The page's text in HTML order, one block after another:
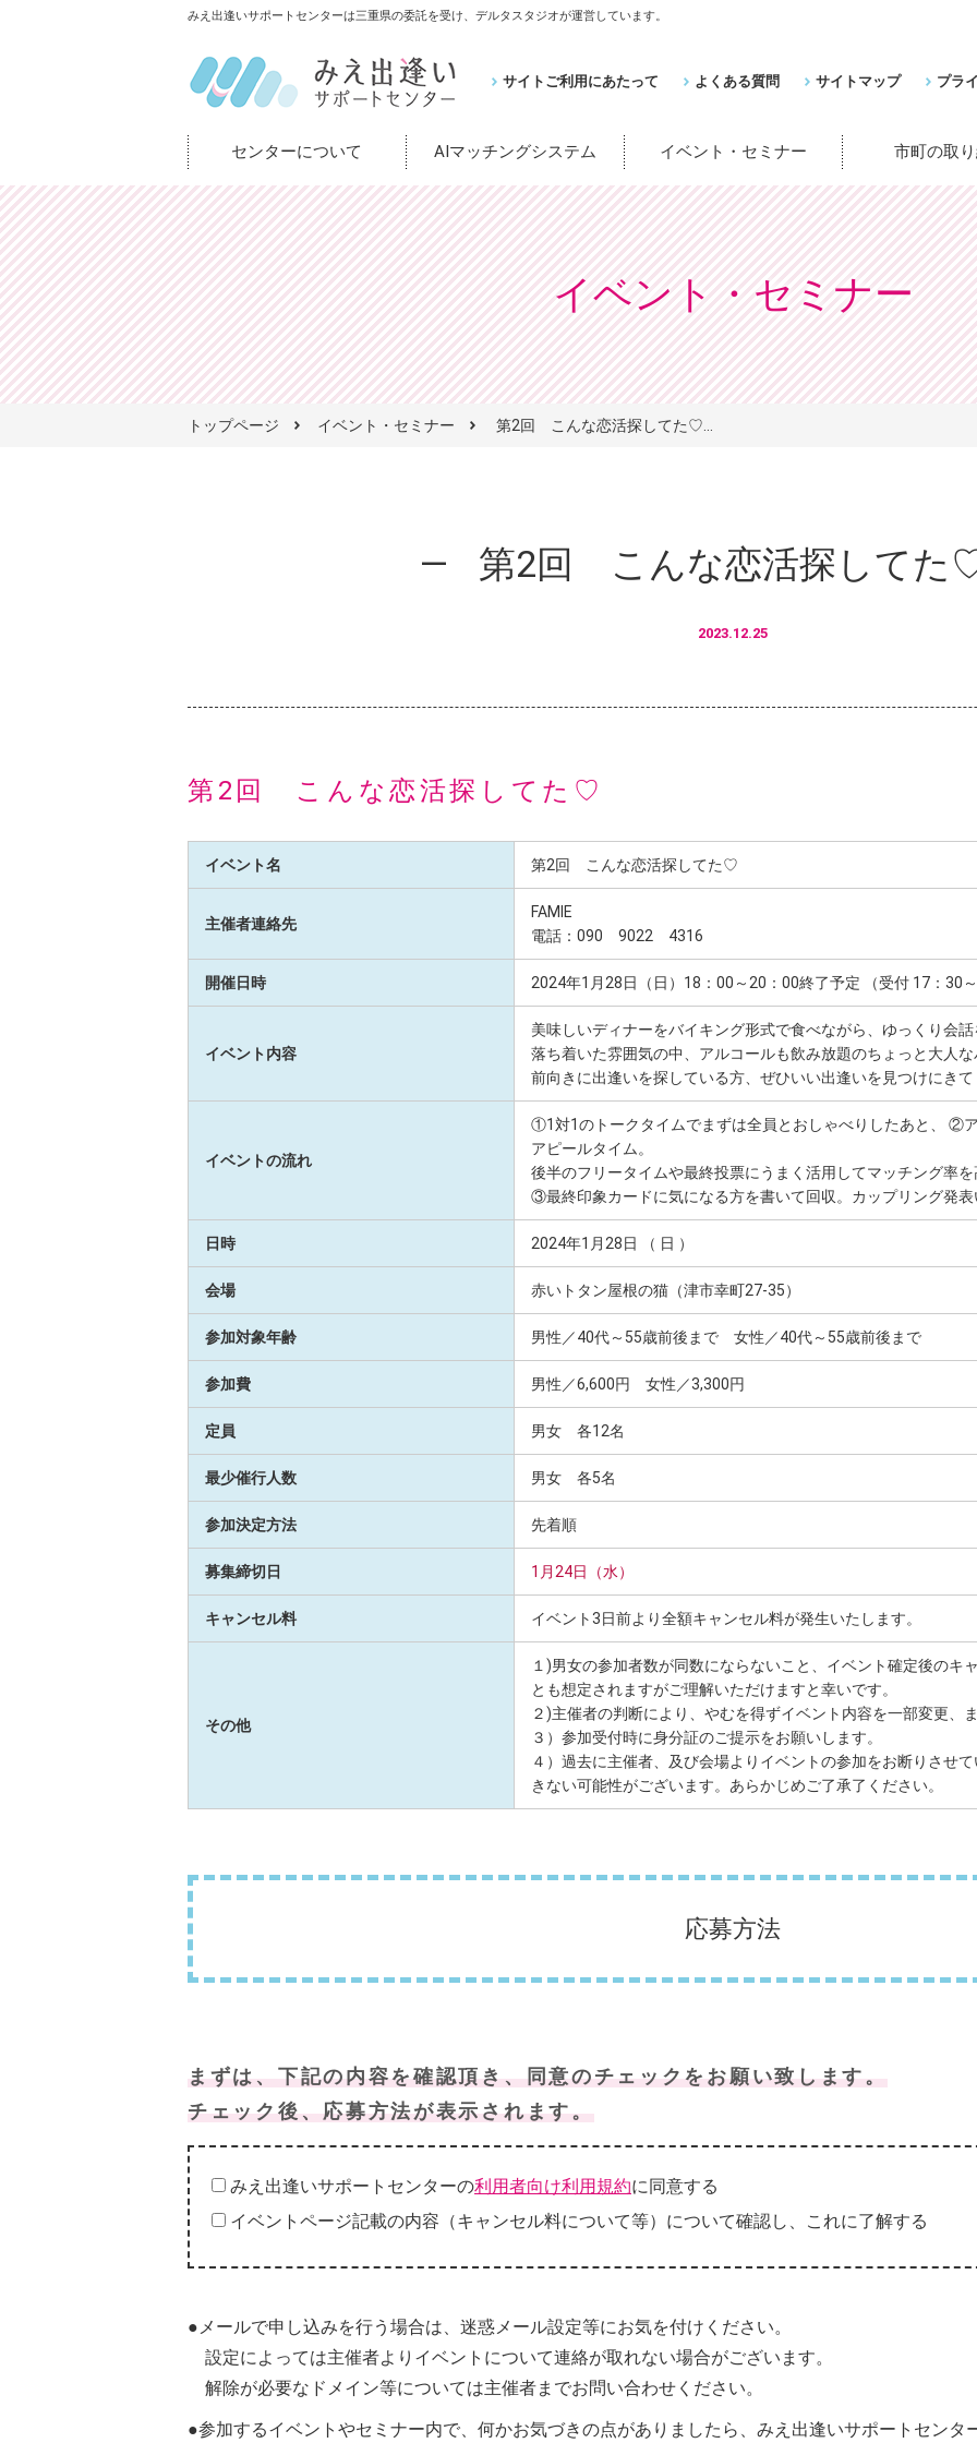
みえ出逢いサポートセンターは三重県の委託を受け、デルタスタジオが運営しています。
サイトご利用にあたって よくある質問 サイトマップ プラ
センターについて AIマッチングシステム イベント・セミナー 市町の取
イベント・セミナー
トップページ イベント・セミナー 第2回 こんな恋活探してた♡...
第2回 こんな恋活探して
2023.12.25
第2回 こんな恋活探してた♡
イベント名 第2回 こんな恋活探してた♡
主催者連絡先
FAMIE
電話：090 9022 4316
開催日時 2024年1月28日（日）18：00～20：00終了予定 （受付 17：30
イベント内容
美味しいディナーをバイキング形式で食べながら、ゆっくり会
落ち着いた雰囲気の中、アルコールも飲み放題のちょっと大人
前向きに出逢いを探している方、ぜひいい出逢いを見つけにき
イベントの流れ
①1対1のトークタイムでまずは全員とおしゃべりしたあと、 ②
アピールタイム。
後半のフリータイムや最終投票にうまく活用してマッチング率
③最終印象カードに気になる方を書いて回収。カップリング発
日時 2024年1月28日 （ 日 ）
会場 赤いトタン屋根の猫（津市幸町27-35）
参加対象年齢 男性／40代～55歳前後まで 女性／40代～55歳前後まで
参加費 男性／6,600円 女性／3,300円
定員 男女 各12名
最少催行人数 男女 各5名
参加決定方法 先着順
募集締切日 1月24日（水）
キャンセル料 イベント3日前より全額キャンセル料が発生いたします。
その他
１)男女の参加者数が同数にならないこと、イベント確定後のキ
とも想定されますがご理解いただけますと幸いです。
２)主催者の判断により、やむを得ずイベント内容を一部変更、
３）参加受付時に身分証のご提示をお願いします。
４）過去に主催者、及び会場よりイベントの参加をお断りさせ
きない可能性がございます。あらかじめご了承了ください。
応募方法
まずは、下記の内容を確認頂き、同意のチェックをお願い致します。
チェック後、応募方法が表示されます。
みえ出逢いサポートセンターの利用者向け利用規約に同意する
イベントページ記載の内容（キャンセル料について等）について確認し、これに了解する
●メールで申し込みを行う場合は、迷惑メール設定等にお気を付けください。
設定によっては主催者よりイベントについて連絡が取れない場合がございます。
解除が必要なドメイン等については主催者までお問い合わせください。
●参加するイベントやセミナー内で、何かお気づきの点がありましたら、みえ出逢いサポートセンタ